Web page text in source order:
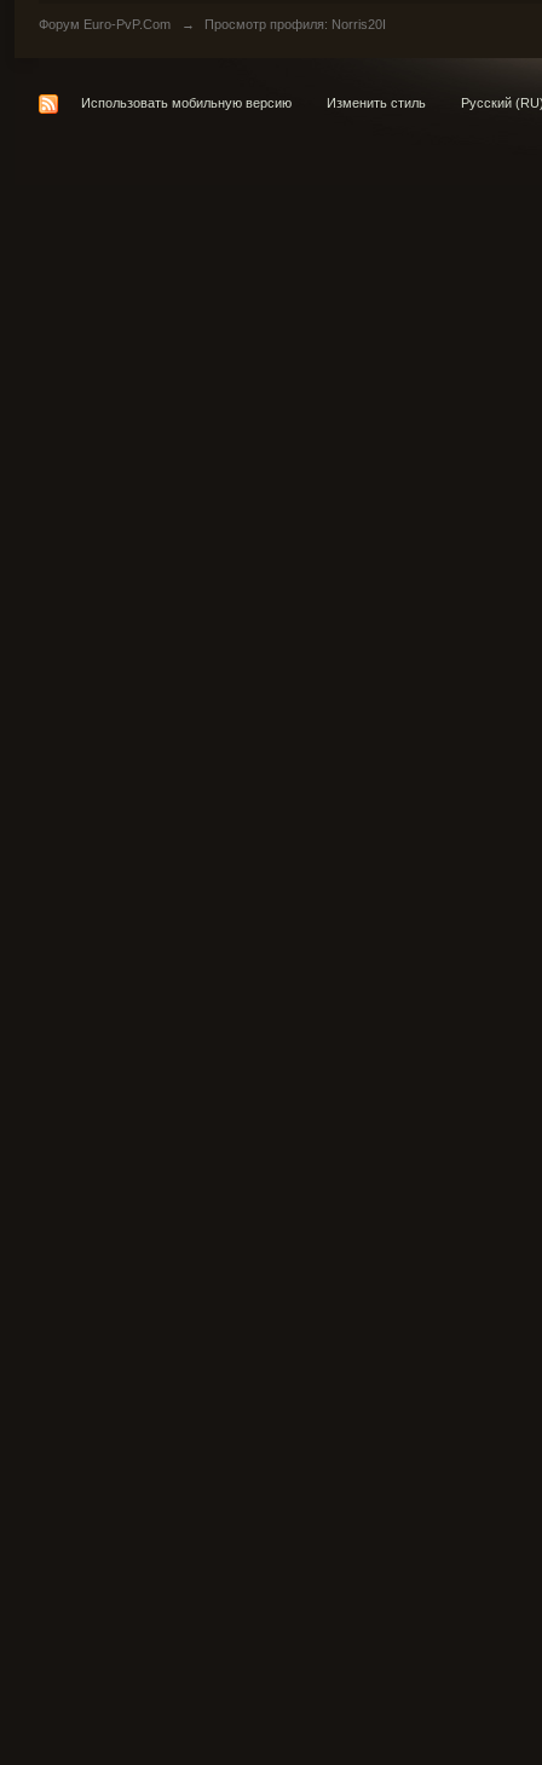
Форум Euro-PvP.Com → Просмотр профиля: Norris20I
Использовать мобильную версию Изменить стиль Русский